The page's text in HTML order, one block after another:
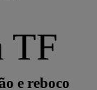
TF
e reboco